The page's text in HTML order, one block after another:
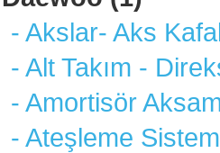
- Akslar- Aks
- Alt Takım -
- Amortisör
- Ateşleme